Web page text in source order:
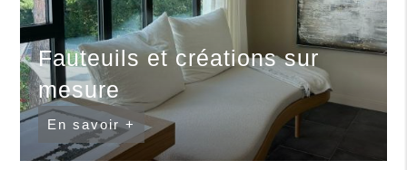
Fauteuils et créations sur
mesure
En savoir +